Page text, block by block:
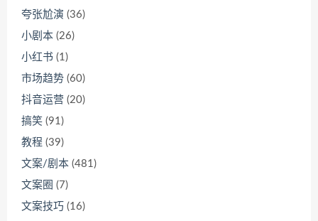
夸张尬演 (36)
小剧本 (26)
小红书 (1)
市场趋势 (60)
抖音运营 (20)
搞笑 (91)
教程 (39)
文案/剧本 (481)
文案圈 (7)
文案技巧 (16)